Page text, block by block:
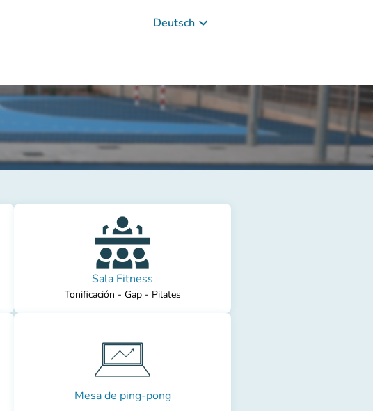
Deutsch keyboard_arrow_down
Sala Fitness
Tonificación - Gap - Pilates
Mesa de ping-pong